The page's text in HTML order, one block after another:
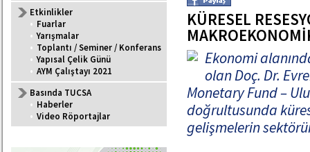
Etkinlikler
• Fuarlar
• Yarışmalar
• Toplantı / Seminer / Konferans
• Yapısal Çelik Günü
• AYM Çalıştayı 2021
Basında TUCSA
• Haberler
• Video Röportajlar
KÜRESEL
Ekonomi
olan Doç. Dr.
Monetary Fund –
doğrultusunda
gelişmelerin